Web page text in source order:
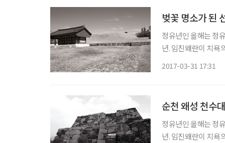
벚꽃 명소가 된
정유년인 올해는 정
년. 임진왜란이 치욕의 역사였다면, 정유재란은 왜군이 충남 이북에 발도 못 붙인 구국승전의
2017-03-31 17:31
순천 왜성 천수
정유년인 올해는 정
년. 임진왜란이 치욕